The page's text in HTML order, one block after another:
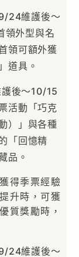
24維護後～
領外型與名
領可額外獲
道具。
後～10/15
活動「巧克
）」與各種
「回憶精
品。
得季票經驗
升時，可獲
質獎勵時，
24維護後～